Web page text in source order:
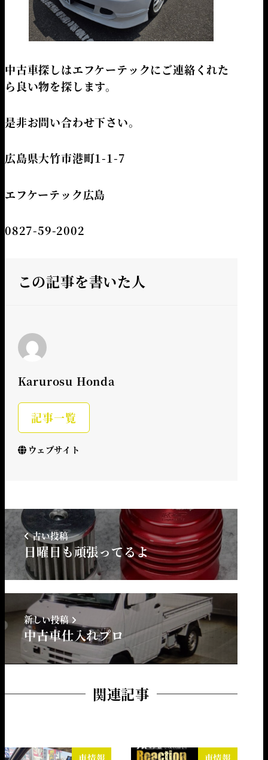
中古車探しはエフケーテックにご連絡くれた
ら良い物を探します。
是非お問い合わせ下さい。
広島県大竹市港町1-1-7
エフケーテック広島
0827-59-2002
この記事を書いた人
Karurosu Honda
記事一覧
ウェブサイト
古い投稿
日曜日も頑張ってるよ
新しい投稿
中古車仕入れプロ
関連記事